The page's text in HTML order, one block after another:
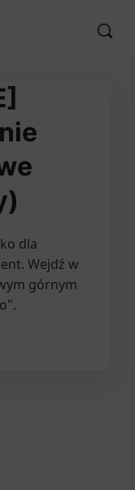
dla
Wejdź w
górnym